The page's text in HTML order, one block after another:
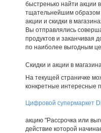
быстренько найти акции
тщательнейшим образом
акции и скидки в
Вы отправлялись
продуктов и заканчивая
по наиболее выгодным
Скидки и акции в
На текущей страничке
конкретные интересные
Цифровой супермаркет
акцию "Рассрочка или
действие которой